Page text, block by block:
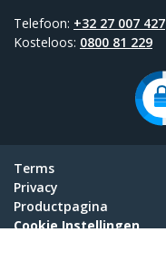
Telefoon: +32 27 007 427
Kosteloos: 0800 81 229
Terms
Privacy
Productpagina
Cookie Instellingen